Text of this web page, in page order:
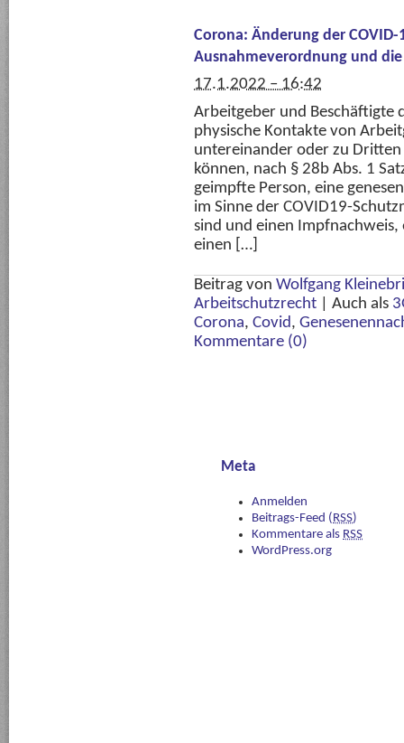
Corona: Änderung der
Ausnahmeverordnung und
17.1.2022 – 16:42
Arbeitgeber und Beschäftigte
physische Kontakte von
untereinander oder zu
können, nach § 28b Abs. 1
geimpfte Person, eine
im Sinne der COVID19-
sind und einen Impfnachweis,
einen […]
Beitrag von Wolfgang
Arbeitschutzrecht
Auch als
Corona, Covid,
Kommentare (0)
Meta
Anmelden
Beitrags-Feed (RSS)
Kommentare als RSS
WordPress.org